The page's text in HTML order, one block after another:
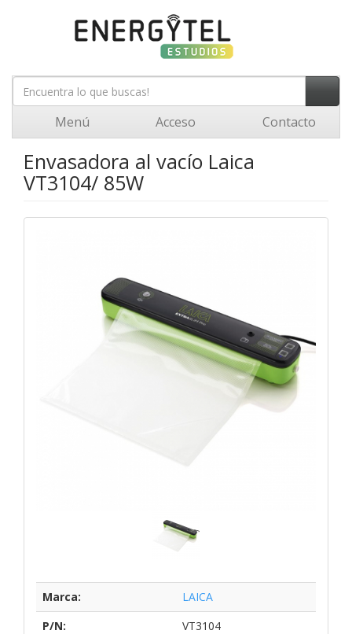
Menú Acceso Contacto
Envasadora al vacío Laica
VT3104/ 85W
Marca:
LAICA
P/N:
VT3104